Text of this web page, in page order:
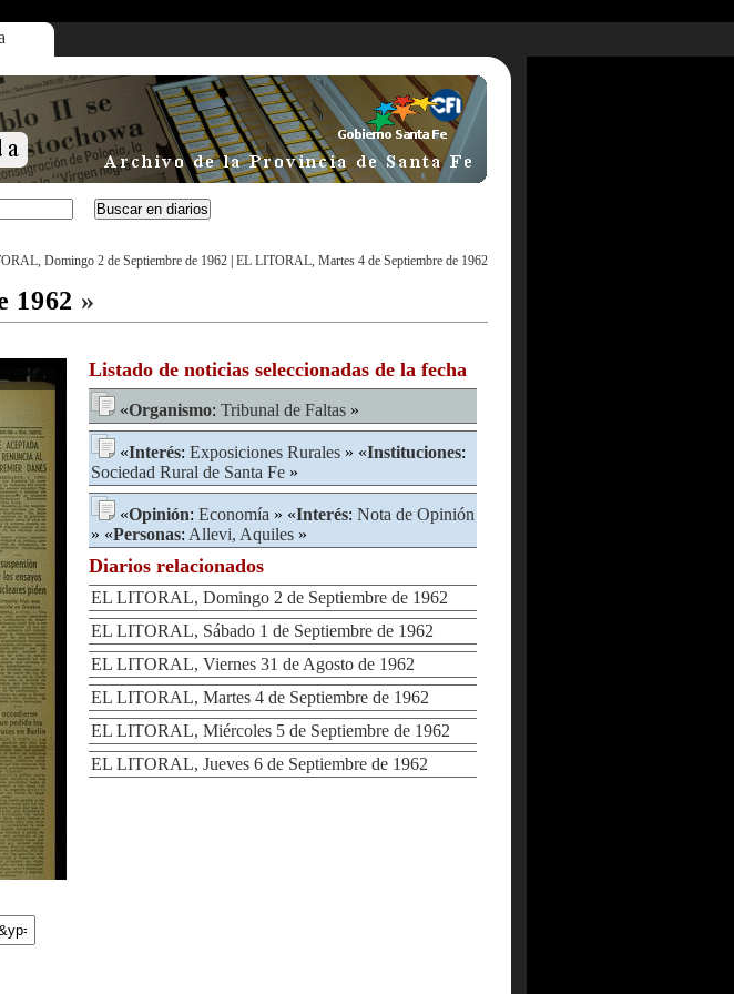
Domingo 2 de Septiembre de 1962 EL LITORAL, Martes 4 de Septiembre de 1962
1962 »
Listado de noticias seleccionadas de la fecha
«Organismo: Tribunal de Faltas »
«Interés: Exposiciones Rurales » «Instituciones:
Sociedad Rural de Santa Fe »
«Opinión: Economía » «Interés: Nota de Opinión
» «Personas: Allevi, Aquiles »
Diarios relacionados
EL LITORAL, Domingo 2 de Septiembre de 1962
EL LITORAL, Sábado 1 de Septiembre de 1962
EL LITORAL, Viernes 31 de Agosto de 1962
EL LITORAL, Martes 4 de Septiembre de 1962
EL LITORAL, Miércoles 5 de Septiembre de 1962
EL LITORAL, Jueves 6 de Septiembre de 1962